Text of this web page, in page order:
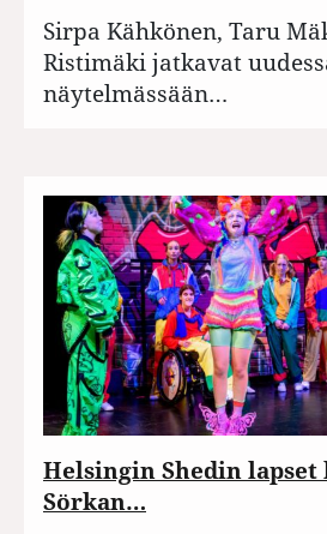
Sirpa Kähkönen, Taru
Ristimäki jatkavat
näytelmässään…
Helsingin Shedin lapset
Sörkan…